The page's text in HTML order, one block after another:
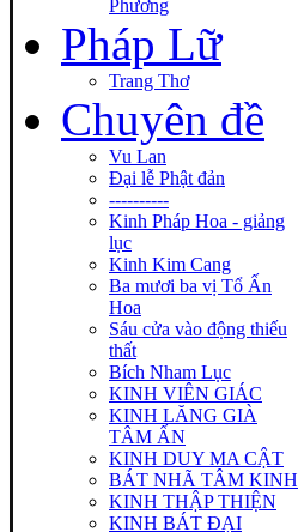
Phương
Pháp Lữ
Trang Thơ
Chuyên đề
Vu Lan
Đại lễ Phật đản
----------
Kinh Pháp Hoa - giảng
lục
Kinh Kim Cang
Ba mươi ba vị Tổ Ấn
Hoa
Sáu cửa vào động thiếu
thất
Bích Nham Lục
KINH VIÊN GIÁC
KINH LĂNG GIÀ
TÂM ẤN
KINH DUY MA CẬT
BÁT NHÃ TÂM KINH
KINH THẬP THIỆN
KINH BÁT ĐẠI